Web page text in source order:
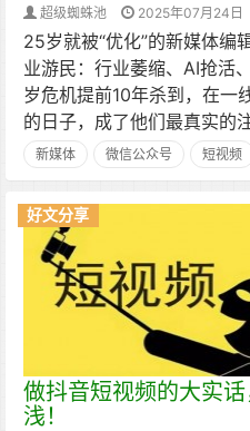
超级蜘蛛池 2025年07月24日
25岁就被“优化”的新媒体编
业游民：行业萎缩、AI抢活
岁危机提前10年杀到，在一
的日子，成了他们最真实的
新媒体 微信公众号​ 短视频
好文分享
做抖音短视频的大实
浅！